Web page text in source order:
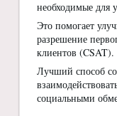
необходимые для
Это помогает
разрешение
клиентов (CSAT).
Лучший способ
социальными